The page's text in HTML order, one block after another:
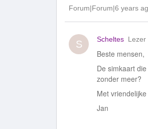
Forum|Forum|6 years
S Scheltes Lezer
Beste mensen,
De simkaart
zonder meer?
Met
Jan